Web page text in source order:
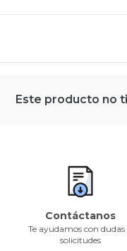
Este producto no
Contáctanos
Te ayudamos con dudas
solicitudes